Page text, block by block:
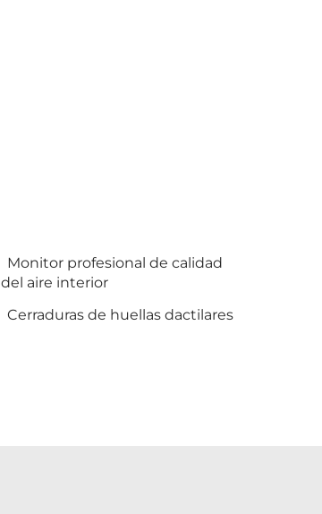
Monitor profesional de calidad
del aire interior
Cerraduras de huellas dactilares